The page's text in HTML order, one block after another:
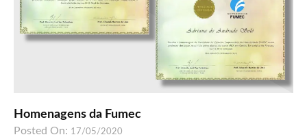
Homenagens da Fumec
Posted On: 17/05/2020